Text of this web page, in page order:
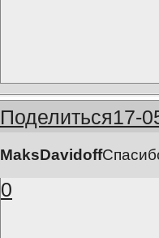
Поделиться17-
MaksDavidoff
0